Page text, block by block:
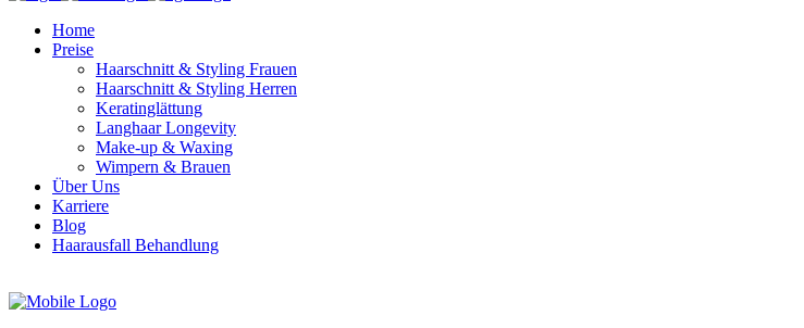
Home
Preise
Haarschnitt & Styling Frauen
Haarschnitt & Styling Herren
Keratinglättung
Langhaar Longevity
Make-up & Waxing
Wimpern & Brauen
Über Uns
Karriere
Blog
Haarausfall Behandlung